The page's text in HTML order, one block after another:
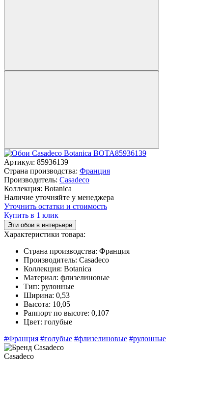
Артикул: 85936139
Страна производства: Франция
Производитель: Casadeco
Коллекция: Botanica
Наличие уточняйте у менеджера
Уточнить остатки и стоимость
Купить в 1 клик
Эти обои в интерьере
Характеристики товара:
Страна производства: Франция
Производитель: Casadeco
Коллекция: Botanica
Материал: флизелиновые
Тип: рулонные
Ширина: 0,53
Высота: 10,05
Раппорт по высоте: 0,107
Цвет: голубые
#Франция #голубые #флизелиновые #рулонные
Casadeco